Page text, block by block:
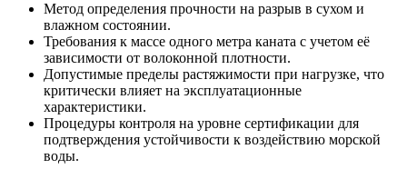
Метод определения прочности на разрыв в сухом и
влажном состоянии.
Требования к массе одного метра каната с учетом её
зависимости от волоконной плотности.
Допустимые пределы растяжимости при нагрузке, что
критически влияет на эксплуатационные
характеристики.
Процедуры контроля на уровне сертификации для
подтверждения устойчивости к воздействию морской
воды.